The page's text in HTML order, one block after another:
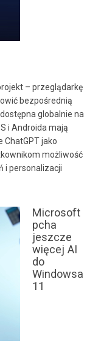
– przeglądarkę
bezpośrednią
globalnie na
i Androida mają
ChatGPT jako
możliwość
i personalizacji
Microsoft
pcha
jeszcze
więcej AI
do
Windowsa
11